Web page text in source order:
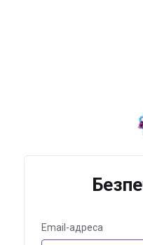
Email-адреса